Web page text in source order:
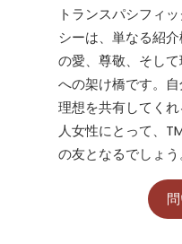
トランスパシフィ
シーは、単なる紹
の愛、尊敬、そし
への架け橋です。
理想を共有してく
人女性にとって、
の友となるでしょう